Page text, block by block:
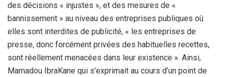
des décisions « injustes », et des mesures de «
bannissement » au niveau des entreprises publiques où
elles sont interdites de publicité, « les entreprises de
presse, donc forcément privées des habituelles recettes,
sont réellement menacées dans leur existence ». Ainsi,
Mamadou IbraKane qui s’exprimait au cours d’un point de